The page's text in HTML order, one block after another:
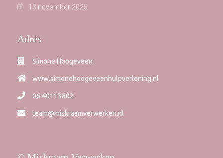
13 november 2025
Adres
Simone Hoogeveen
www.simonehoogeveenhulpverlening.nl
06 40113802
team@miskraamverwerken.nl